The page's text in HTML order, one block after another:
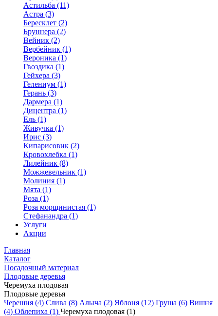
Астильба (11)
Астра (3)
Бересклет (2)
Бруннера (2)
Вейник (2)
Вербейник (1)
Вероника (1)
Гвоздика (1)
Гейхера (3)
Гелениум (1)
Герань (3)
Дармера (1)
Дицентра (1)
Ель (1)
Живучка (1)
Ирис (3)
Кипарисовик (2)
Кровохлебка (1)
Лилейник (8)
Можжевельник (1)
Молиния (1)
Мята (1)
Роза (1)
Роза морщинистая (1)
Стефанандра (1)
Услуги
Акции
Главная
Каталог
Посадочный материал
Плодовые деревья
Черемуха плодовая
Плодовые деревья
Черешня (4) Слива (8) Алыча (2) Яблоня (12) Груша (6) Вишня
(4) Облепиха (1) Черемуха плодовая (1)